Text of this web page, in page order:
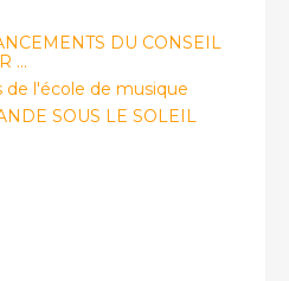
DU CONSEIL
...
de l'école de musique
SOUS LE SOLEIL